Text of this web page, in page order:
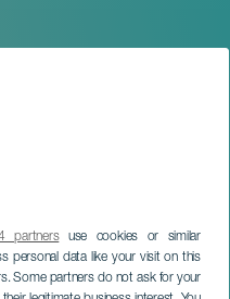
partnersuse cookies or similar
personal data like your visit on this
Some partners do not ask for your